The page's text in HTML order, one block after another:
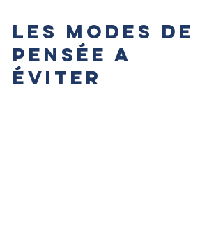
LES MODES DE
PENSÉE A
ÉVITER